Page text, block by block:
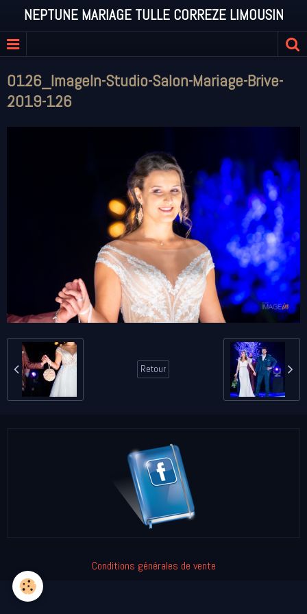
NEPTUNE MARIAGE TULLE CORREZE LIMOUSIN
0126_ImageIn-Studio-Salon-Mariage-Brive-
2019-126
Retour
Conditions générales de vente